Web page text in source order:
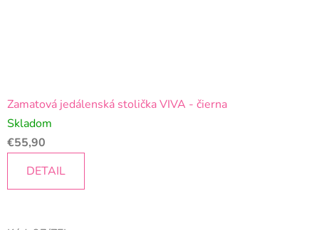
Zamatová jedálenská stolička VIVA - čierna
Skladom
€55,90
DETAIL